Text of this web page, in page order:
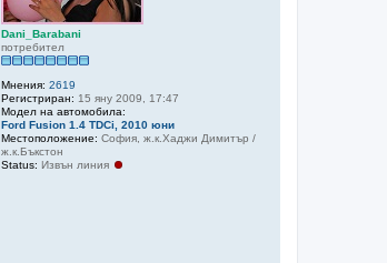
Dani_Barabani
потребител
Мнения: 2619
Регистриран: 15 яну 2009, 17:47
Модел на автомобила:
Ford Fusion 1.4 TDCi, 2010 юни
Местоположение: София, ж.к.Хаджи Димитър /
ж.к.Бъкстон
Status: Извън линия